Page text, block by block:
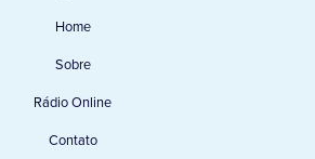
Home
Sobre
Rádio Online
Contato